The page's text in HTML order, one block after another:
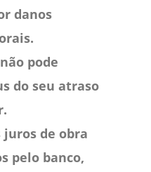
danos
pode
do seu atraso
juros de obra
pelo banco,